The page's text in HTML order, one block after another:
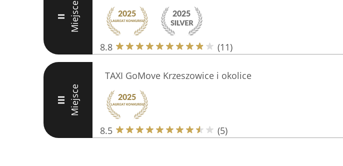
II Miejsce
8.8 (11)
III Miejsce
TAXI GoMove Krzeszowice i okolice
8.5 (5)